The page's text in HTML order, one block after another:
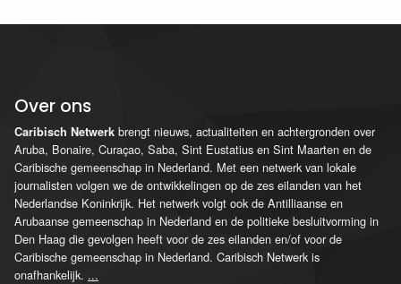
Over ons
Caribisch Netwerk brengt nieuws, actualiteiten en achtergronden over
Aruba, Bonaire, Curaçao, Saba, Sint Eustatius en Sint Maarten en de
Caribische gemeenschap in Nederland. Met een netwerk van lokale
journalisten volgen we de ontwikkelingen op de zes eilanden van het
Nederlandse Koninkrijk. Het netwerk volgt ook de Antilliaanse en
Arubaanse gemeenschap in Nederland en de politieke besluitvorming in
Den Haag die gevolgen heeft voor de zes eilanden en/of voor de
Caribische gemeenschap in Nederland. Caribisch Netwerk is
onafhankelijk. ...